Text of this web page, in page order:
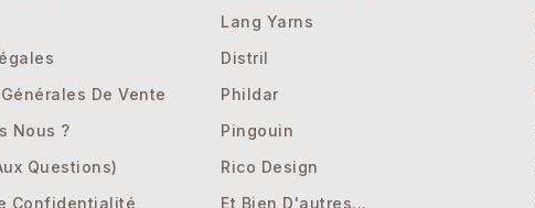
De Vente
Nous ?
Questions)
Confidentialité
Lang Yarns
Distril
Phildar
Pingouin
Rico Design
Et Bien D'autres...